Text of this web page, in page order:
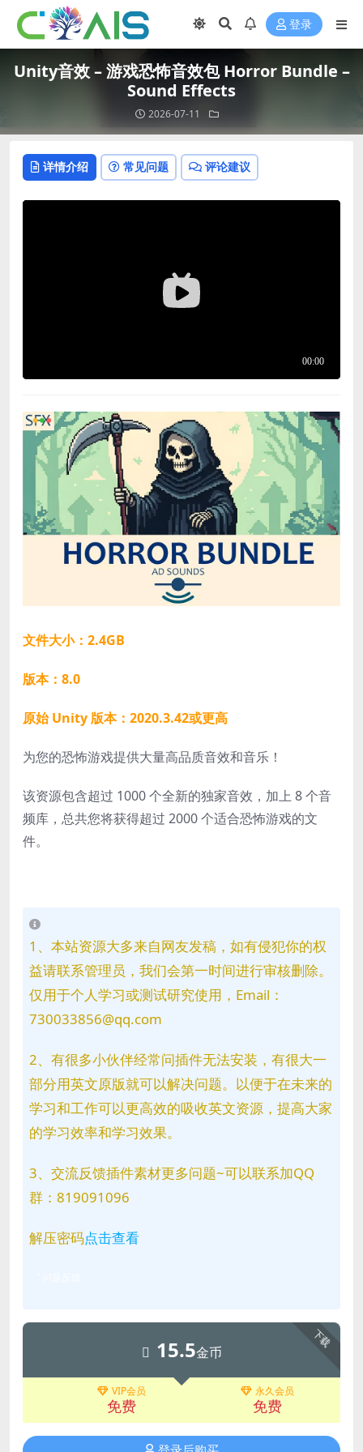
登录
Unity音效 – 游戏恐怖音效包 Horror Bundle –
Sound Effects
2026-07-11
详情介绍 常见问题 评论建议
文件大小：2.4GB
版本：8.0
原始 Unity 版本：2020.3.42或更高
为您的恐怖游戏提供大量高品质音效和音乐！
该资源包含超过 1000 个全新的独家音效，加上 8 个音
频库，总共您将获得超过 2000 个适合恐怖游戏的文
件。
1、本站资源大多来自网友发稿，如有侵犯你的权
益请联系管理员，我们会第一时间进行审核删除。
仅用于个人学习或测试研究使用，Email：
730033856@qq.com
2、有很多小伙伴经常问插件无法安装，有很大一
部分用英文原版就可以解决问题。以便于在未来的
学习和工作可以更高效的吸收英文资源，提高大家
的学习效率和学习效果。
3、交流反馈插件素材更多问题~可以联系加QQ
群：819091096
解压密码点击查看
下载
15.5金币
VIP会员
免费
永久会员
免费